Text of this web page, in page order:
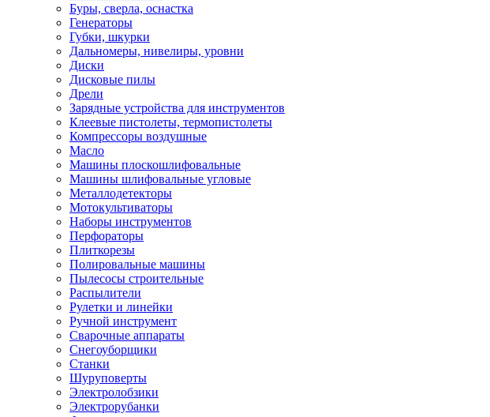
Буры, сверла, оснастка
Генераторы
Губки, шкурки
Дальномеры, нивелиры, уровни
Диски
Дисковые пилы
Дрели
Зарядные устройства для инструментов
Клеевые пистолеты, термопистолеты
Компрессоры воздушные
Масло
Машины плоскошлифовальные
Машины шлифовальные угловые
Металлодетекторы
Мотокультиваторы
Наборы инструментов
Перфораторы
Плиткорезы
Полировальные машины
Пылесосы строительные
Распылители
Рулетки и линейки
Ручной инструмент
Сварочные аппараты
Снегоуборщики
Станки
Шуруповерты
Электролобзики
Электрорубанки